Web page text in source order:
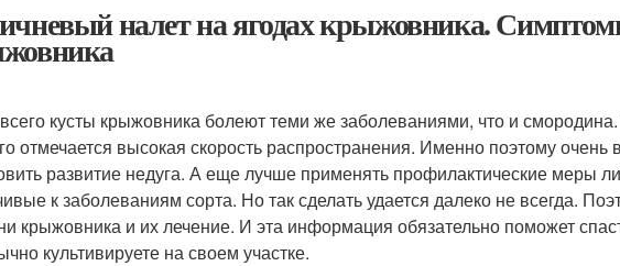
налет на ягодах крыжовника.
кусты крыжовника болеют теми же заболеваниями, что и
отмечается высокая скорость распространения. Именно поэтому
развитие недуга. А еще лучше применять профилактические меры
к заболеваниям сорта. Но так сделать удается далеко не всегда.
крыжовника и их лечение. И эта информация обязательно поможет
культивируете на своем участке.